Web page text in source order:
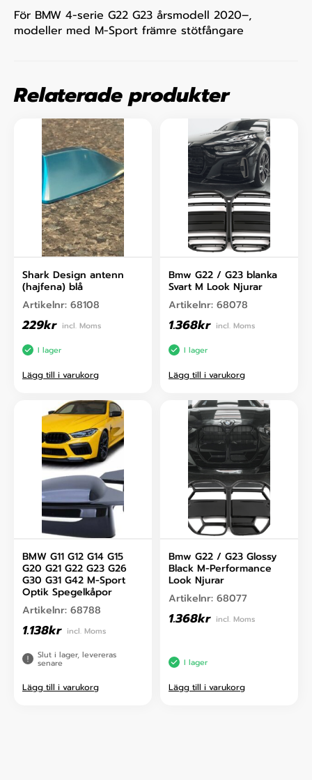
För BMW 4-serie G22 G23 årsmodell 2020–,
modeller med M-Sport främre stötfångare
Relaterade produkter
Shark Design antenn
(hajfena) blå
Artikelnr: 68108
229kr incl. Moms
I lager
Lägg till i varukorg
Bmw G22 / G23 blanka
Svart M Look Njurar
Artikelnr: 68078
1.368kr incl. Moms
I lager
Lägg till i varukorg
BMW G11 G12 G14 G15
G20 G21 G22 G23 G26
G30 G31 G42 M-Sport
Optik Spegelkåpor
Artikelnr: 68788
1.138kr incl. Moms
Slut i lager, levereras
senare
Lägg till i varukorg
Bmw G22 / G23 Glossy
Black M-Performance
Look Njurar
Artikelnr: 68077
1.368kr incl. Moms
I lager
Lägg till i varukorg